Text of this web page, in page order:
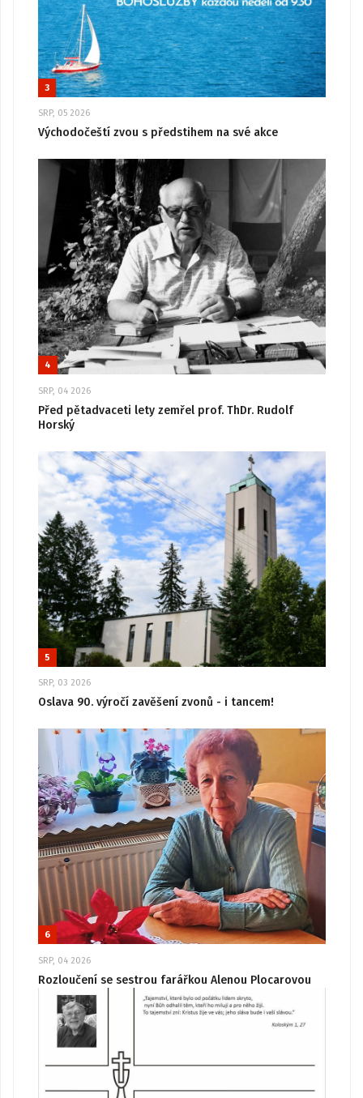
3
SRP, 05 2026
Východočeští zvou s předstihem na své akce
4
SRP, 04 2026
Před pětadvaceti lety zemřel prof. ThDr. Rudolf
Horský
5
SRP, 03 2026
Oslava 90. výročí zavěšení zvonů - i tancem!
6
SRP, 04 2026
Rozloučení se sestrou farářkou Alenou Plocarovou